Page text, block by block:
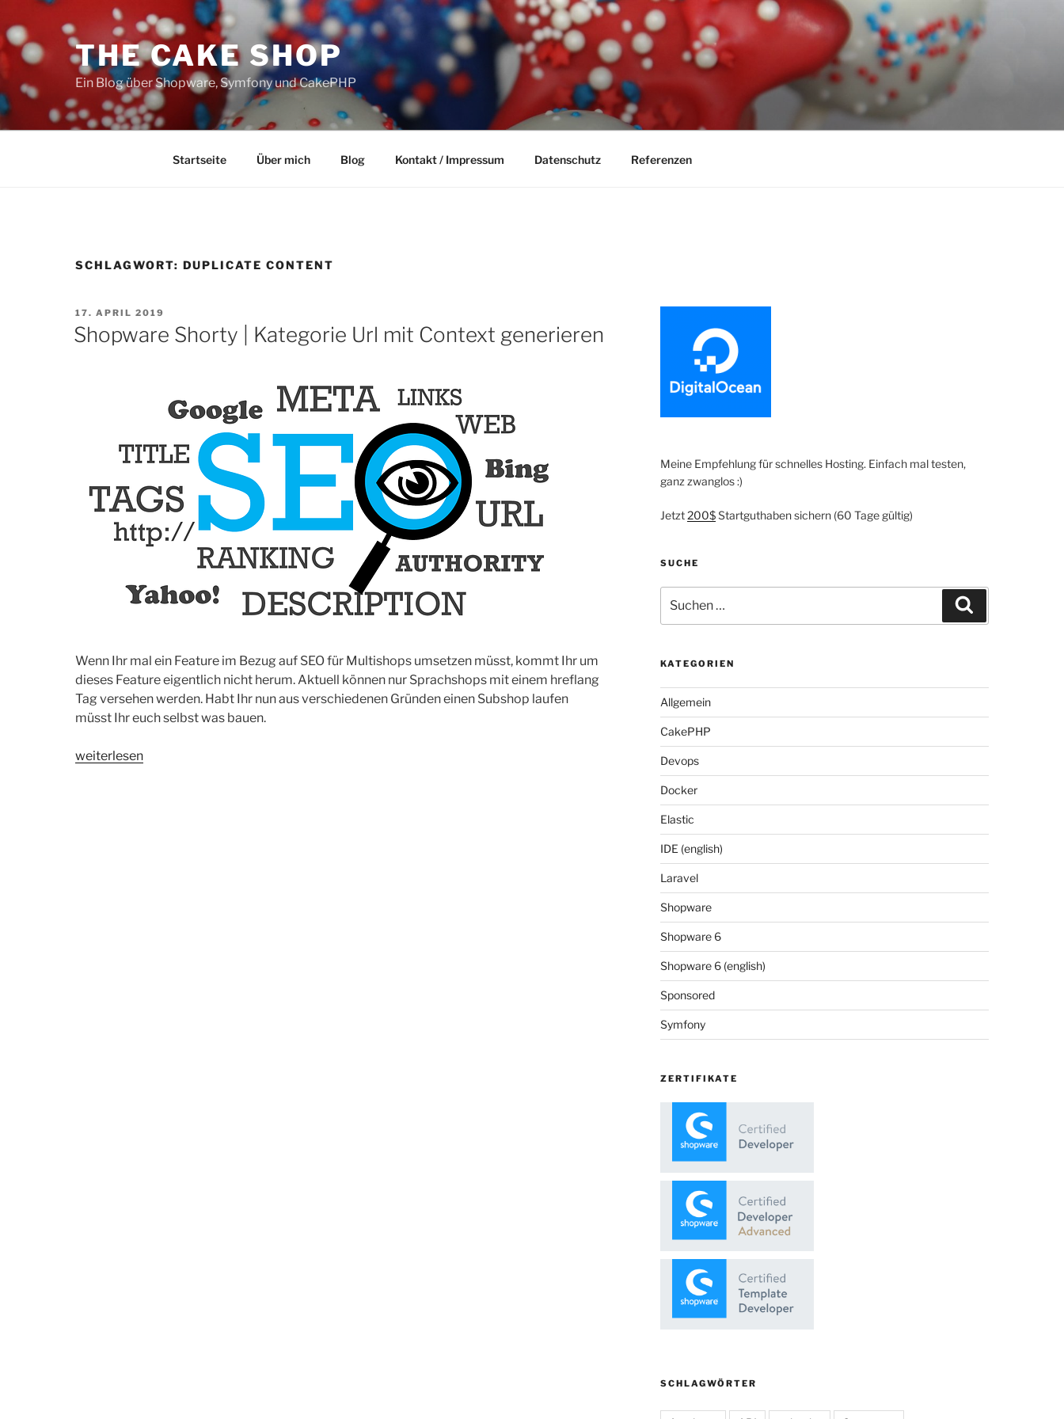
Inhalt
springen
THE CAKE SHOP
Ein Blog über Shopware, Symfony und CakePHP
Startseite Über mich Blog Kontakt / Impressum Datenschutz Referenzen
SCHLAGWORT: DUPLICATE CONTENT
VERÖFFENTLICHT
AM
17. APRIL 2019
Shopware Shorty | Kategorie Url mit Context generieren
Wenn Ihr mal ein Feature im Bezug auf SEO für Multishops umsetzen müsst, kommt Ihr um
dieses Feature eigentlich nicht herum. Aktuell können nur Sprachshops mit einem hreflang
Tag versehen werden. Habt Ihr nun aus verschiedenen Gründen einen Subshop laufen
müsst Ihr euch selbst was bauen.
„Shopware
weiterlesen
Meine Empfehlung für schnelles Hosting. Einfach mal testen,
ganz zwanglos :)
Jetzt200$Startguthaben sichern (60 Tage gültig)
SUCHE
nach:
KATEGORIEN
Allgemein
CakePHP
Devops
Docker
Elastic
IDE (english)
Laravel
Shopware
Shopware 6
Shopware 6 (english)
Sponsored
Symfony
ZERTIFIKATE
SCHLAGWÖRTER